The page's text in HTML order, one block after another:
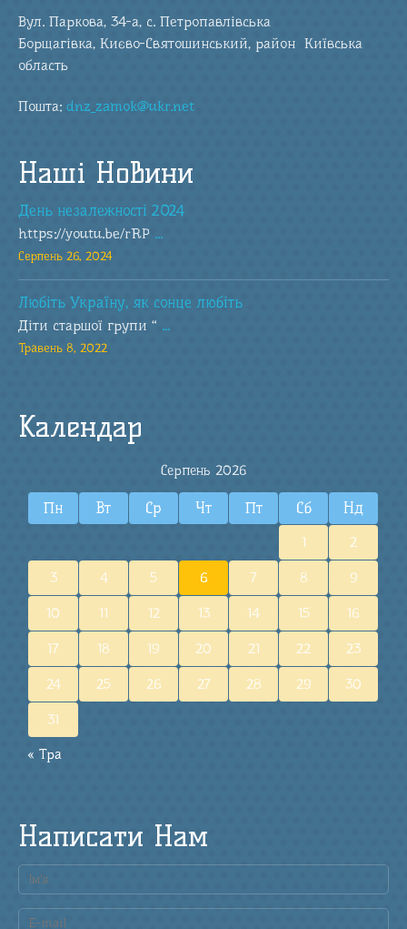
Вул. Паркова, 34-а, с. Петропавлівська
Борщагівка, Києво-Святошинський, район Київська
область
Пошта:dnz_zamok@ukr.net
Наші Новини
День незалежності 2024
https://youtu.be/rRP ...
Серпень 26, 2024
Любіть Україну, як сонце любіть
Діти старшої групи “ ...
Травень 8, 2022
Календар
Серпень 2026
Пн Вт Ср Чт Пт Сб Нд
« Тра
1 2
3 4 5 6 7 8 9
10 11 12 13 14 15 16
17 18 19 20 21 22 23
24 25 26 27 28 29 30
31
Написати Нам